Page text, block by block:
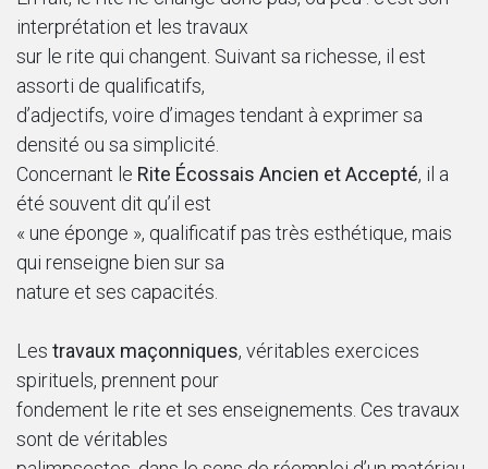
interprétation et les travaux
sur le rite qui changent. Suivant sa richesse, il est
assorti de qualificatifs,
d’adjectifs, voire d’images tendant à exprimer sa
densité ou sa simplicité.
Concernant le Rite Écossais Ancien et Accepté, il a
été souvent dit qu’il est
« une éponge », qualificatif pas très esthétique, mais
qui renseigne bien sur sa
nature et ses capacités.
Les travaux maçonniques, véritables exercices
spirituels, prennent pour
fondement le rite et ses enseignements. Ces travaux
sont de véritables